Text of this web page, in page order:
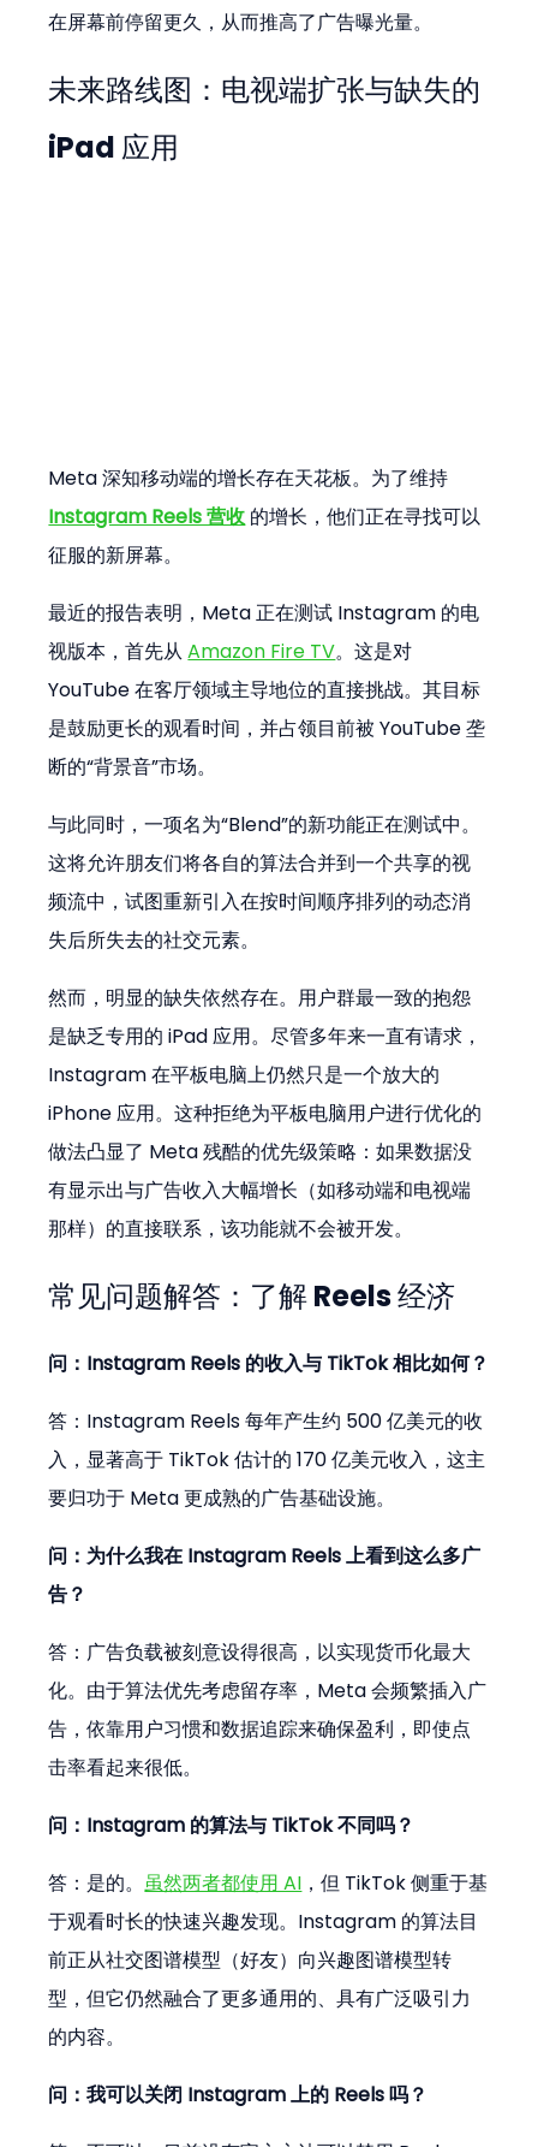
在屏幕前停留更久，从而推高了广告曝光量。
未来路线图：电视端扩张与缺失的
iPad 应用
Meta 深知移动端的增长存在天花板。为了维持
Instagram Reels 营收 的增长，他们正在寻找可以
征服的新屏幕。
最近的报告表明，Meta 正在测试 Instagram 的电
视版本，首先从 Amazon Fire TV。这是对
YouTube 在客厅领域主导地位的直接挑战。其目标
是鼓励更长的观看时间，并占领目前被 YouTube 垄
断的“背景音”市场。
与此同时，一项名为“Blend”的新功能正在测试中。
这将允许朋友们将各自的算法合并到一个共享的视
频流中，试图重新引入在按时间顺序排列的动态消
失后所失去的社交元素。
然而，明显的缺失依然存在。用户群最一致的抱怨
是缺乏专用的 iPad 应用。尽管多年来一直有请求，
Instagram 在平板电脑上仍然只是一个放大的
iPhone 应用。这种拒绝为平板电脑用户进行优化的
做法凸显了 Meta 残酷的优先级策略：如果数据没
有显示出与广告收入大幅增长（如移动端和电视端
那样）的直接联系，该功能就不会被开发。
常见问题解答：了解 Reels 经济
问：Instagram Reels 的收入与 TikTok 相比如何？
答：Instagram Reels 每年产生约 500 亿美元的收
入，显著高于 TikTok 估计的 170 亿美元收入，这主
要归功于 Meta 更成熟的广告基础设施。
问：为什么我在 Instagram Reels 上看到这么多广
告？
答：广告负载被刻意设得很高，以实现货币化最大
化。由于算法优先考虑留存率，Meta 会频繁插入广
告，依靠用户习惯和数据追踪来确保盈利，即使点
击率看起来很低。
问：Instagram 的算法与 TikTok 不同吗？
答：是的。虽然两者都使用 AI ，但 TikTok 侧重于基
于观看时长的快速兴趣发现。Instagram 的算法目
前正从社交图谱模型（好友）向兴趣图谱模型转
型，但它仍然融合了更多通用的、具有广泛吸引力
的内容。
问：我可以关闭 Instagram 上的 Reels 吗？